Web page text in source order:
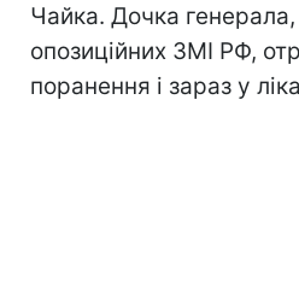
Чайка. Дочка
опозиційних ЗМІ РФ,
поранення і зараз у